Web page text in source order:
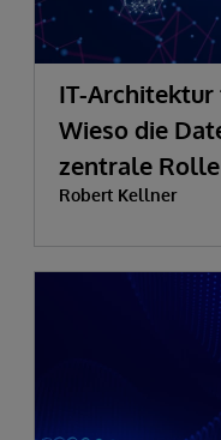
IT-Architektur
Wieso die
zentrale
Robert Kellner